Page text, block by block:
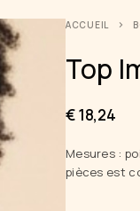
ACCUEIL
Top
€18,24
Mesures :
pièces est